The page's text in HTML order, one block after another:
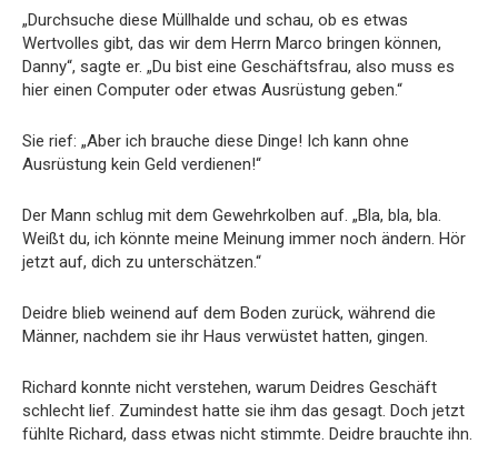
„Durchsuche diese Müllhalde und schau, ob es etwas
Wertvolles gibt, das wir dem Herrn Marco bringen können,
Danny“, sagte er. „Du bist eine Geschäftsfrau, also muss es
hier einen Computer oder etwas Ausrüstung geben.“
Sie rief: „Aber ich brauche diese Dinge! Ich kann ohne
Ausrüstung kein Geld verdienen!“
Der Mann schlug mit dem Gewehrkolben auf. „Bla, bla, bla.
Weißt du, ich könnte meine Meinung immer noch ändern. Hör
jetzt auf, dich zu unterschätzen.“
Deidre blieb weinend auf dem Boden zurück, während die
Männer, nachdem sie ihr Haus verwüstet hatten, gingen.
Richard konnte nicht verstehen, warum Deidres Geschäft
schlecht lief. Zumindest hatte sie ihm das gesagt. Doch jetzt
fühlte Richard, dass etwas nicht stimmte. Deidre brauchte ihn.